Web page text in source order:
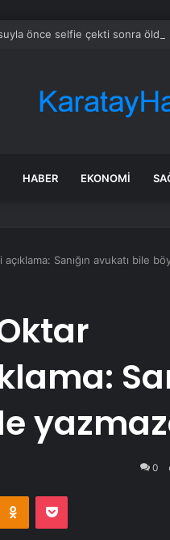
önce selfie çekti sonra
HABER EKONOMI
Sanığın avukatı bile
0
Odnoklassniki
Pocket